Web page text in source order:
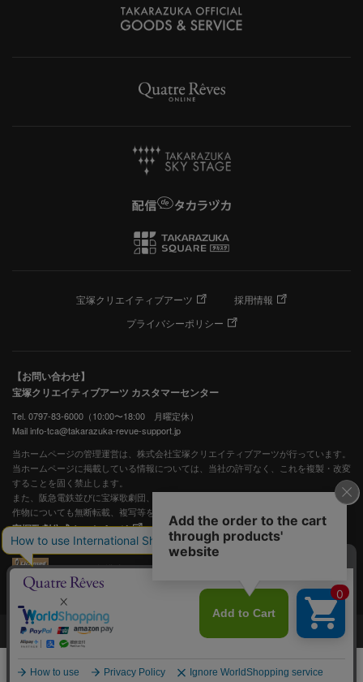
宝塚クリエイティブアーツ
採用情報
プライバシーポリシー
【お問い合わせ】
宝塚クリエイティブアーツ カスタマーセンター
Tel. 0797-83-6000（10:00〜18:00 月曜定休）
Mail info-tca@takarazuka-revue-support.jp
当ホームページの管理運営は、株式会社宝塚クリエイティブアーツが行っています。
当ホームページに掲載している情報については、当社の許可なく、これを複製・改変
することを固く禁止します。
また、阪急電鉄並びに宝塚歌劇団、宝塚クリエイティブアーツの出版物ほか写真等著
作物についても無断転載、複写等を禁じます。
宝塚歌劇公式ホームページ
JASRAC許諾番号：S0507081515
JASRAC許諾番号：9009941002Y45040
©宝塚歌劇 ©宝塚クリエイティブアーツ